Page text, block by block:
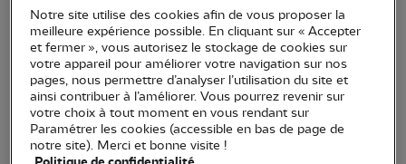
Notre site utilise des cookies afin de vous proposer la
meilleure expérience possible. En cliquant sur « Accepter
et fermer », vous autorisez le stockage de cookies sur
votre appareil pour améliorer votre navigation sur nos
pages, nous permettre d’analyser l’utilisation du site et
ainsi contribuer à l’améliorer. Vous pourrez revenir sur
votre choix à tout moment en vous rendant sur
Paramétrer les cookies (accessible en bas de page de
notre site). Merci et bonne visite !